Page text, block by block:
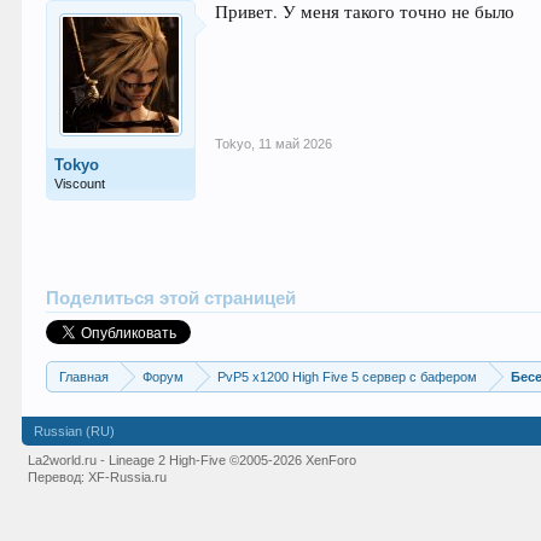
Tokyo
Viscount
Привет. У меня такого точно не было
Tokyo 11 май 2026
Поделиться этой страницей
Главная Форум PvP5 x1200 High Five 5 сервер с бафером
Russian (RU)
La2world.ru - Lineage 2 High-Five©2005-2026 XenForo
Перевод:XF-Russia.ru